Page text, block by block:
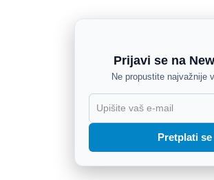
Prijavi se na
Ne propustite najvažnije
Pretplati se